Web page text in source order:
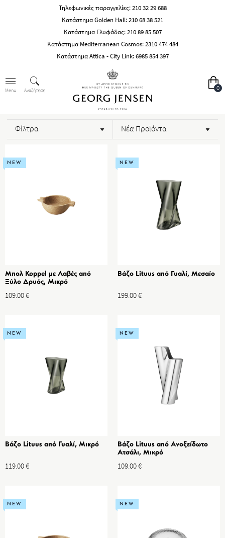
Τηλεφωνικές παραγγελίες:210 32 29 688
Κατάστημα Golden Hall:210 68 38 521
Κατάστημα Γλυφάδας:210 89 85 507
Κατάστημα Mediterranean Cosmos:2310 474 484
Κατάστημα Attica - City Link:6985 854 397
Menu Αναζήτηση 0
Φίλτρα Νέα Προϊόντα
NEW
Μπολ Koppel με Λαβές από
Ξύλο Δρυός, Μικρό
109.00€
NEW
Βάζο Lituus από Γυαλί, Μεσαίο
199.00€
NEW
Βάζο Lituus από Γυαλί, Μικρό
119.00€
NEW
Βάζο Lituus από Ανοξείδωτο
Ατσάλι, Μικρό
109.00€
NEW NEW